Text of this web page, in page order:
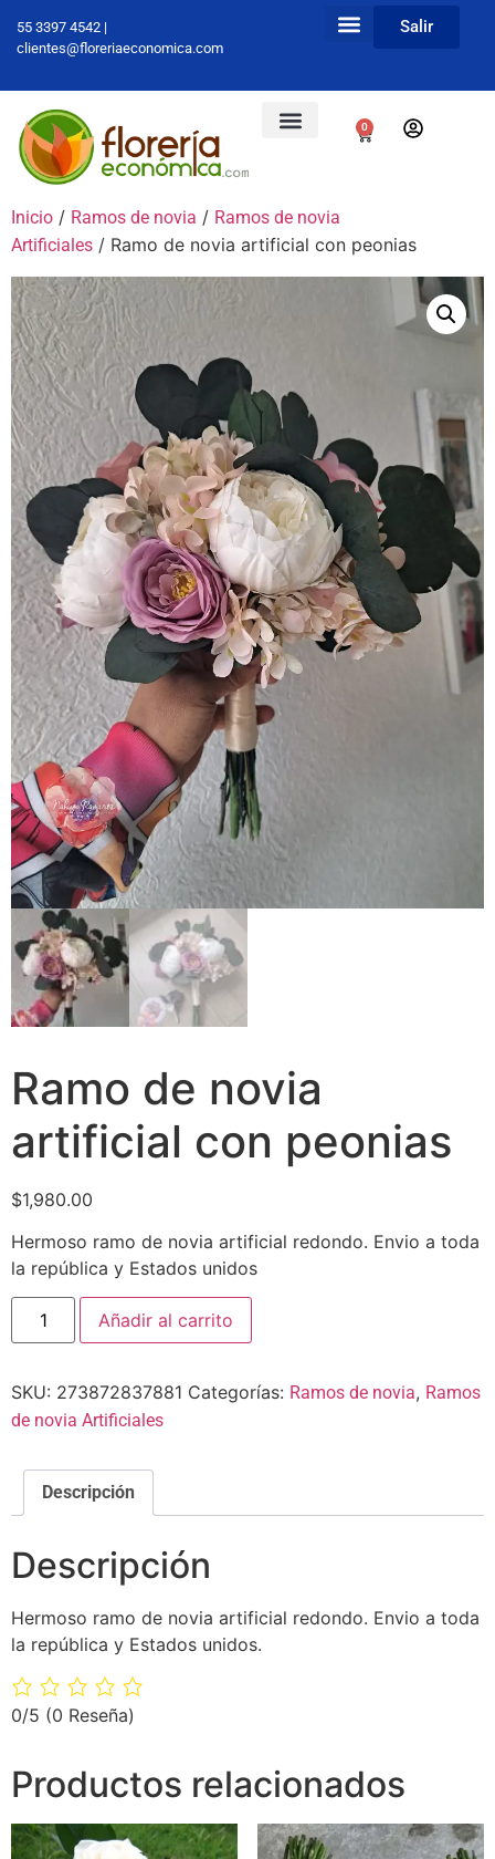
55 3397 4542 |
clientes@floreriaeconomica.com
Salir
0
Inicio / Ramos de novia / Ramos de novia
Artificiales / Ramo de novia artificial con peonias
Ramo de novia
artificial con peonias
$1,980.00
Hermoso ramo de novia artificial redondo. Envio a toda
la república y Estados unidos
Añadir al carrito
SKU: 273872837881 Categorías: Ramos de novia, Ramos
de novia Artificiales
Descripción
Descripción
Hermoso ramo de novia artificial redondo. Envio a toda
la república y Estados unidos.
0/5 (0 Reseña)
Productos relacionados